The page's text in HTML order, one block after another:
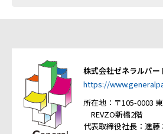
株式会社ゼネラルパー
https://
所在地：〒105-0003
REVZO新橋2階
代表取締役社長：進藤